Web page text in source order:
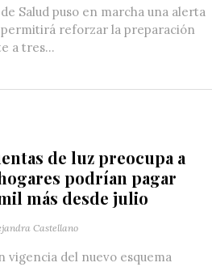
Salud puso en marcha una alerta
permitirá reforzar la preparación
a tres...
de luz preocupa a
podrían pagar
más desde julio
Castellano
vigencia del nuevo esquema